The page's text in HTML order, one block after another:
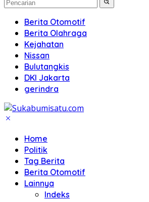
Berita Otomotif
Berita Olahraga
Kejahatan
Nissan
Bulutangkis
DKI Jakarta
gerindra
Home
Politik
Tag Berita
Berita Otomotif
Lainnya
Indeks